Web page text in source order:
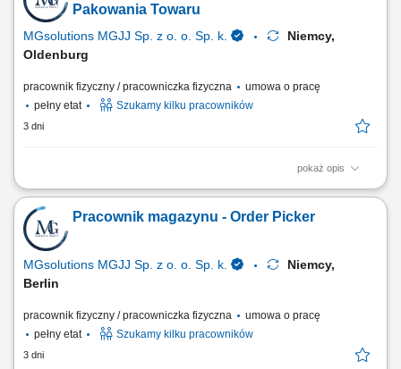
Kompletowanie i przygotowanie zamówień; Wykonywanie różnych
zadań pomocniczych na terenie zakładu;
Pakowania Towaru
MGsolutions MGJJ Sp. z o. o. Sp. k.
Niemcy,
Oldenburg
pracownik fizyczny / pracowniczka fizyczna
umowa o pracę
pełny etat
Szukamy kilku pracowników
3 dni
pokaż opis
Opis stanowiska Proste prace manualne polegające na sortowaniu,
kompletowaniu oraz pakowaniu asortymentu. Ewidencjonowanie i
prawidłowe układanie produktów na półkach magazynowych zgodnie z
instrukcjami. Dbanie o ogólny porządek na stanowisku pracy oraz
realizacja bieżących zadań pomocniczych.
Pracownik magazynu - Order Picker
MGsolutions MGJJ Sp. z o. o. Sp. k.
Niemcy,
Berlin
pracownik fizyczny / pracowniczka fizyczna
umowa o pracę
pełny etat
Szukamy kilku pracowników
3 dni